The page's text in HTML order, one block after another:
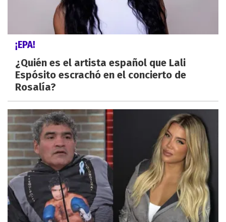
¡EPA!
¿Quién es el artista español que Lali
Espósito escrachó en el concierto de
Rosalía?